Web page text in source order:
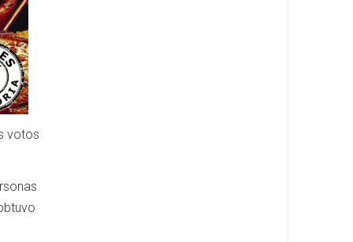
votos